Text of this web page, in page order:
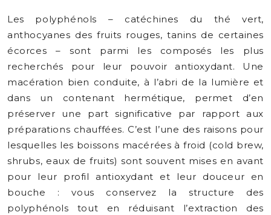
Les polyphénols – catéchines du thé vert,
anthocyanes des fruits rouges, tanins de certaines
écorces – sont parmi les composés les plus
recherchés pour leur pouvoir antioxydant. Une
macération bien conduite, à l’abri de la lumière et
dans un contenant hermétique, permet d’en
préserver une part significative par rapport aux
préparations chauffées. C’est l’une des raisons pour
lesquelles les boissons macérées à froid (cold brew,
shrubs, eaux de fruits) sont souvent mises en avant
pour leur profil antioxydant et leur douceur en
bouche : vous conservez la structure des
polyphénols tout en réduisant l’extraction des